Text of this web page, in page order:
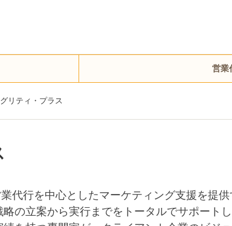
営業
リティ・プラス
代行を中心としたマーケティング支援を提
の立案から実行までをトータルでサポート